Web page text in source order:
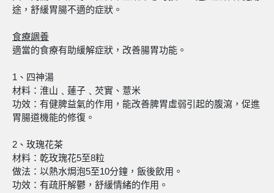
途，舒緩胃腸不適的症狀。
食療調養
適當的食療有助緩解症狀，改善腸胃功能。
1、四神湯
材料：淮山﹑蓮子﹑芡實、薏米
功效：有健脾益氣的作用，能改善脾胃虛弱引起的腹瀉，促進
胃腸道機能的修復。
2、玫瑰花茶
材料：乾玫瑰花5至8粒
做法：以熱水焗泡5至10分鐘，飯後飲用。
功效：有疏肝解鬱，舒緩情緒的作用。